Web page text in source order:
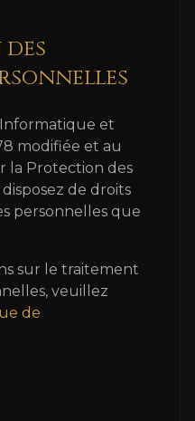
et
modifiée et au
la Protection des
de droits
personnelles que
sur le traitement
veuillez
de